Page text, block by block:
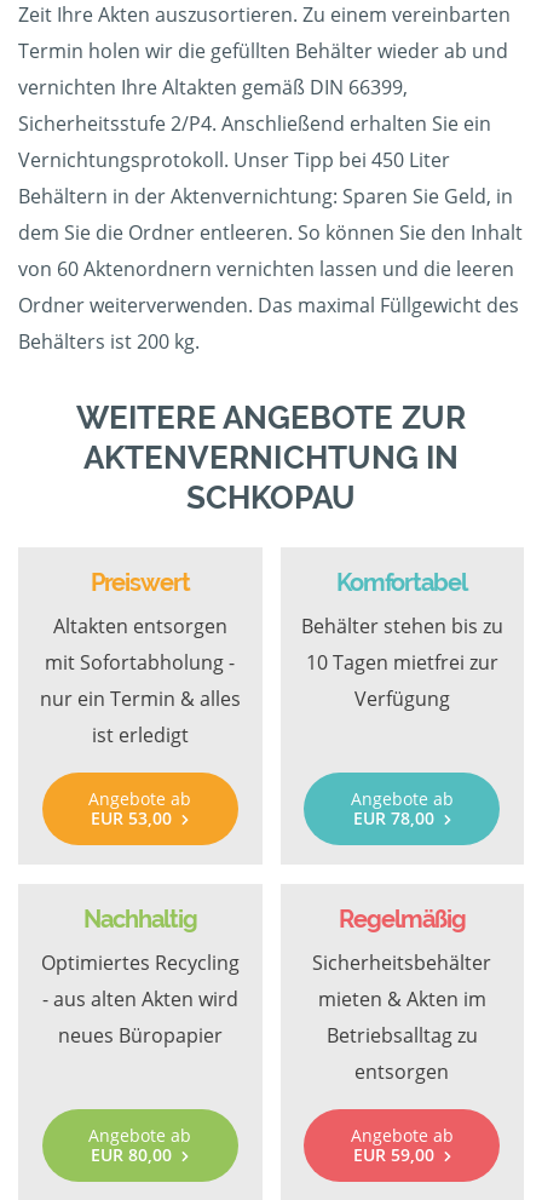
Zeit Ihre Akten auszusortieren. Zu einem vereinbarten
Termin holen wir die gefüllten Behälter wieder ab und
vernichten Ihre Altakten gemäß DIN 66399,
Sicherheitsstufe 2/P4. Anschließend erhalten Sie ein
Vernichtungsprotokoll. Unser Tipp bei 450 Liter
Behältern in der Aktenvernichtung: Sparen Sie Geld, in
dem Sie die Ordner entleeren. So können Sie den Inhalt
von 60 Aktenordnern vernichten lassen und die leeren
Ordner weiterverwenden. Das maximal Füllgewicht des
Behälters ist 200 kg.
WEITERE ANGEBOTE ZUR
AKTENVERNICHTUNG IN
SCHKOPAU
Preiswert
Altakten entsorgen
mit Sofortabholung -
nur ein Termin & alles
ist erledigt
Angebote ab
EUR 53,00
Komfortabel
Behälter stehen bis zu
10 Tagen mietfrei zur
Verfügung
Angebote ab
EUR 78,00
Nachhaltig
Optimiertes Recycling
- aus alten Akten wird
neues Büropapier
Angebote ab
EUR 80,00
Regelmäßig
Sicherheitsbehälter
mieten & Akten im
Betriebsalltag zu
entsorgen
Angebote ab
EUR 59,00